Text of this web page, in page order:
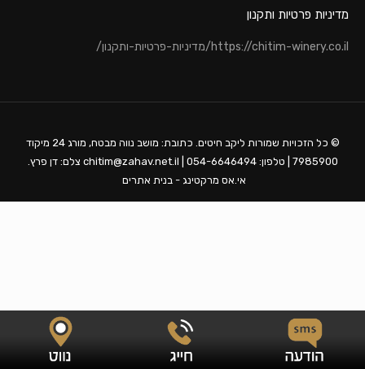
מדיניות פרטיות ותקנון
https://chitim-winery.co.il/מדיניות-פרטיות-ותקנון/
© כל הזכויות שמורות ליקב חיטים. כתובת: מושב נווה מבטח, מורג 24 מיקוד
7985900 | טלפון: 054-6646494 | chitim@zahav.net.il צלם: דן פרץ.
אי.אס מרקטינג - בנית אתרים